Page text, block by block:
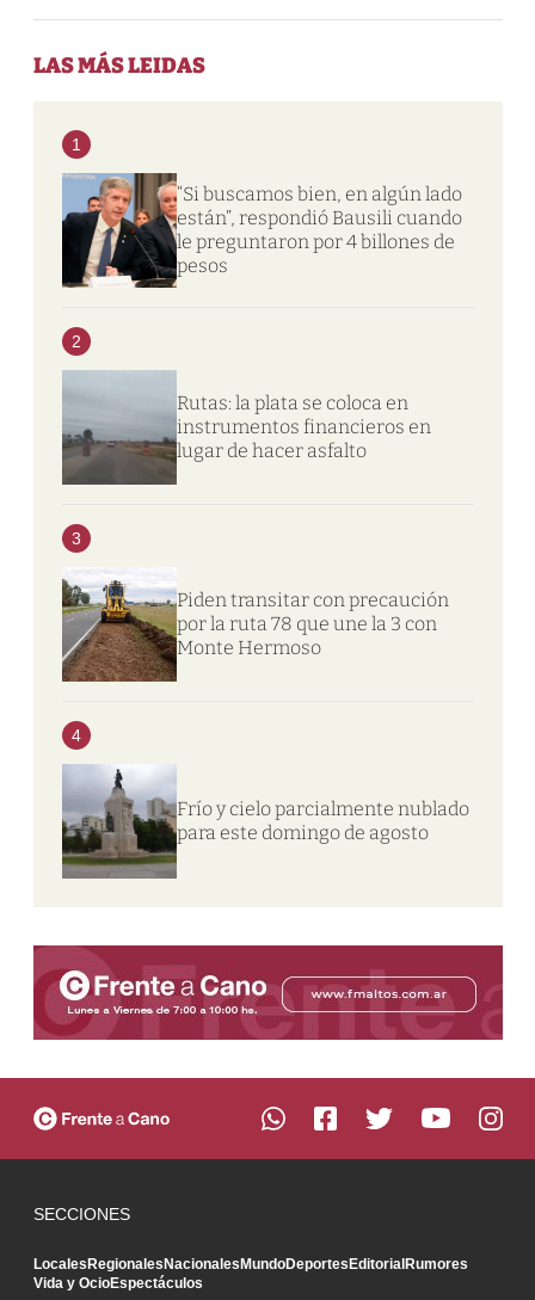
LAS MÁS LEIDAS
1
“Si buscamos bien, en algún lado
están”, respondió Bausili cuando
le preguntaron por 4 billones de
pesos
2
Rutas: la plata se coloca en
instrumentos financieros en
lugar de hacer asfalto
3
Piden transitar con precaución
por la ruta 78 que une la 3 con
Monte Hermoso
4
Frío y cielo parcialmente nublado
para este domingo de agosto
SECCIONES
LocalesRegionalesNacionalesMundoDeportesEditorialRumores
Vida y OcioEspectáculos